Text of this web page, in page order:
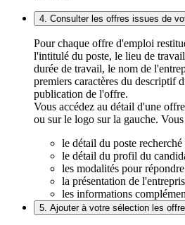
4. Consulter les offres issues de
Pour chaque offre d'emploi
l'intitulé du poste, le lieu de
durée de travail, le nom de
premiers caractères du descriptif
publication de l'offre.
Vous accédez au détail d'une
ou sur le logo sur la gauche.
le détail du poste
le détail du profil du
les modalités pour
la présentation de
les informations
5. Ajouter à votre sélection les